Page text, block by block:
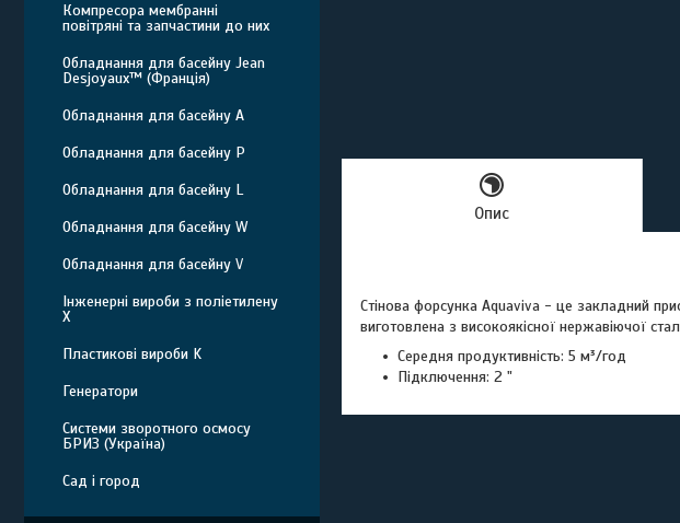
Опис
Стінова форсунка Aquaviva - це закладний
виготовлена з високоякісної нержавіючої
Середня продуктивність: 5 м³/год
Підключення: 2 "
Компресора мембранні
повітряні та запчастини до них
Обладнання для басейну Jean
Desjoyaux™ (Франція)
Обладнання для басейну A
Обладнання для басейну P
Обладнання для басейну L
Обладнання для басейну W
Обладнання для басейну V
Інженерні вироби з поліетилену
Х
Пластикові вироби K
Генератори
Системи зворотного осмосу
БРИЗ (Україна)
Сад і город